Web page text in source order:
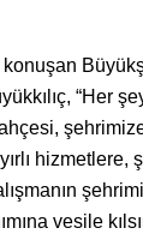
konuşan
“Her
hizmetlere,
vesile